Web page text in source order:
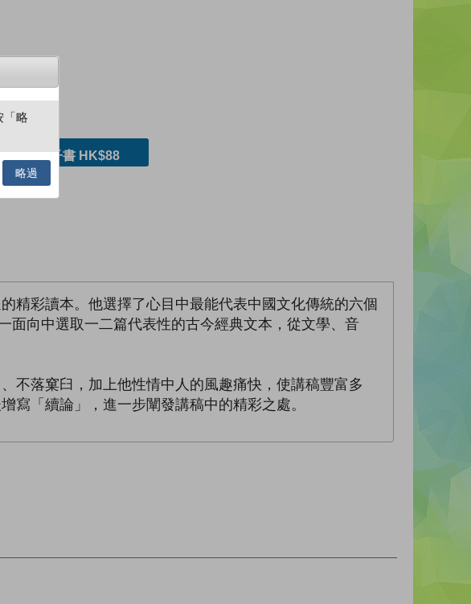
錄
購買電子書 HK$88
精彩讀本。他選擇了心目中最能代表中國文化傳統的六個
面向中選取一二篇代表性的古今經典文本，從文學、音
不落窠臼，加上他性情中人的風趣痛快，使講稿豐富多
寫「續論」，進一步闡發講稿中的精彩之處。
「略
略過